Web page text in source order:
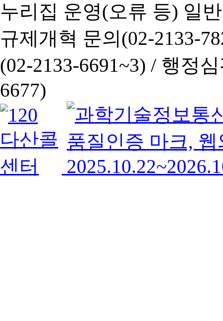
누리집 운영(오류 등) 일
규제개혁 문의(02-2133-
(02-2133-6691~3) / 행정심
6677)